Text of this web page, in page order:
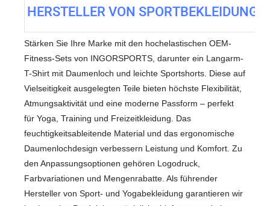
HERSTELLER VON SPORTBEKLEIDUNG
Stärken Sie Ihre Marke mit den hochelastischen OEM-
Fitness-Sets von INGORSPORTS, darunter ein Langarm-
T-Shirt mit Daumenloch und leichte Sportshorts. Diese auf
Vielseitigkeit ausgelegten Teile bieten höchste Flexibilität,
Atmungsaktivität und eine moderne Passform – perfekt
für Yoga, Training und Freizeitkleidung. Das
feuchtigkeitsableitende Material und das ergonomische
Daumenlochdesign verbessern Leistung und Komfort. Zu
den Anpassungsoptionen gehören Logodruck,
Farbvariationen und Mengenrabatte. Als führender
Hersteller von Sport- und Yogabekleidung garantieren wir